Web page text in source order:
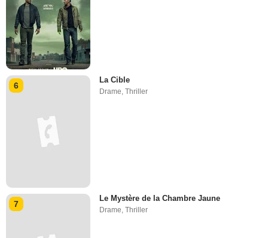
6
La Cible
Drame ,Thriller
7
Le Mystère de la Chambre Jaune
Drame,Thriller